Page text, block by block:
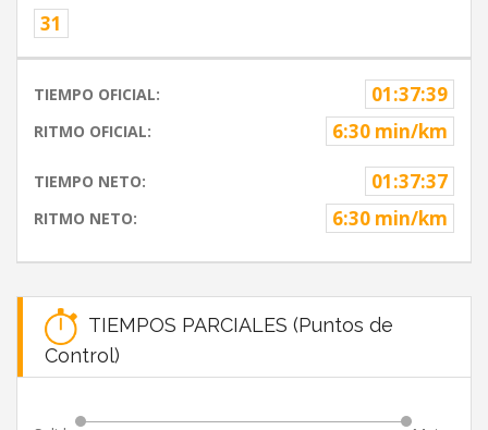
31
TIEMPO OFICIAL: 01:37:39
RITMO OFICIAL: 6:30 min/km
TIEMPO NETO: 01:37:37
RITMO NETO: 6:30 min/km
TIEMPOS PARCIALES (Puntos de
Control)